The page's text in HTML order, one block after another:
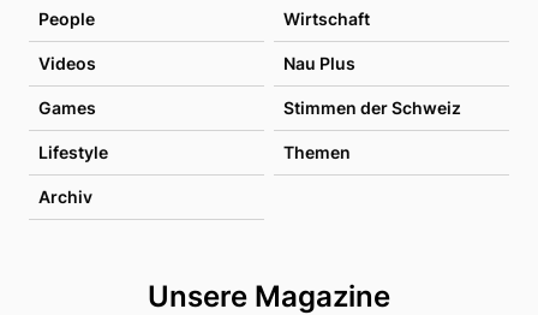
People Wirtschaft
Videos Nau Plus
Games Stimmen der Schweiz
Lifestyle Themen
Archiv
Unsere Magazine